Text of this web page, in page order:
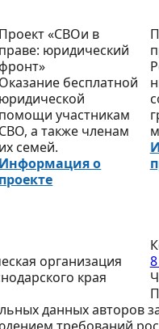
Проект «СВОи в
праве: юридический
Оказание бесплатной
юридической
помощи участникам
СВО, а также членам
их семей.
Информация о
проекте
организация
края
данных авторов